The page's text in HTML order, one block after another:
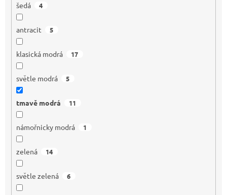
šedá 4
antracit 5
klasická modrá 17
světle modrá 5
tmavě modrá 11
námořnicky modrá 1
zelená 14
světle zelená 6